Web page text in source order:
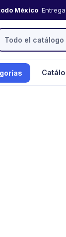
México·
Todo el catálogo